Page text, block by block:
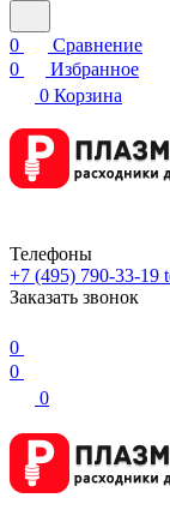
0
Сравнение
0
Избранное
0 Корзина
Телефоны
+7 (495) 790-33-19
Заказать звонок
0
0
0